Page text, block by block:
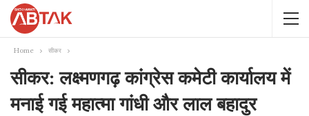
Home सीकर
सीकर: लक्ष्मणगढ़ कांग्रेस कमेटी कार्यालय में
मनाई गई महात्मा गांधी और लाल बहादुर